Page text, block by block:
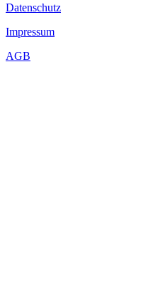
Datenschutz
Impressum
AGB